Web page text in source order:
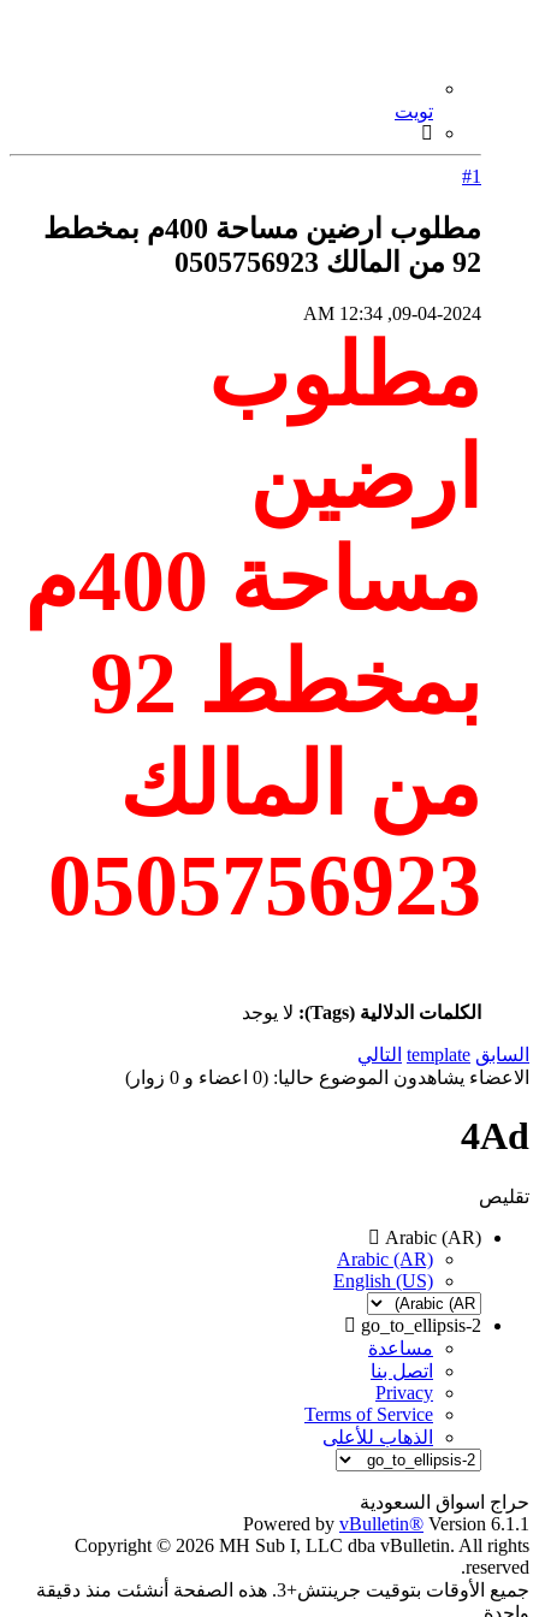
تويت
#1
مطلوب ارضين مساحة 400م بمخطط
92 من المالك 0505756923
09-04-2024, 12:34 AM
مطلوب
ارضين
مساحة 400م
بمخطط 92
من المالك
0505756923
الكلمات الدلالية (Tags): لا يوجد
السابق template التالي
الاعضاء يشاهدون الموضوع حاليا: (0 اعضاء و 0 زوار)
4Ad
تقليص
Arabic (AR)
Arabic (AR)
English (US)
go_to_ellipsis-2
مساعدة
اتصل بنا
Privacy
Terms of Service
الذهاب للأعلى
حراج اسواق السعودية
Powered by vBulletin® Version 6.1.1
Copyright © 2026 MH Sub I, LLC dba vBulletin. All rights
reserved.
جميع الأوقات بتوقيت جرينتش+3. هذه الصفحة أنشئت منذ دقيقة
واحدة.